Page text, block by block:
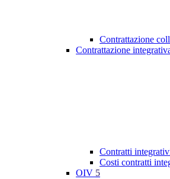
Contrattazione
Contrattazione
Contratti
Costi contratti
OIV 5